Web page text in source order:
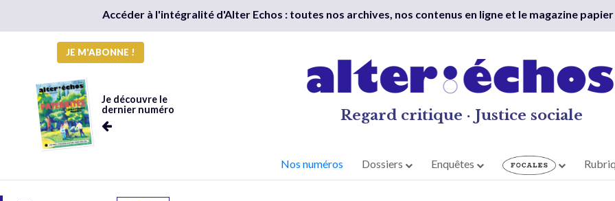
Accéder à l'intégralité d'Alter Echos : toutes nos archives, nos contenus en ligne et le magazine papier
JE M'ABONNE !
Je découvre le
dernier numéro
Regard critique · Justice sociale
Nos numéros Dossiers Enquêtes